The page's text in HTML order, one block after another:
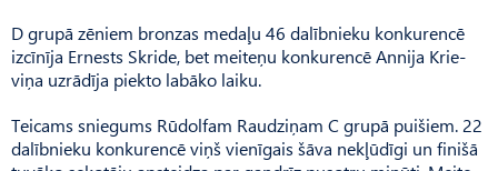
D grupā zēniem bronzas medaļu 46 dalībnieku konkurencē
izcīnīja Ernests Skride, bet meiteņu konkurencē Annija Krie­
viņa uzrādīja piekto labāko laiku.
Teicams sniegums Rūdolfam Raudziņam C grupā puišiem. 22
dalībnieku konkurencē viņš vienīgais šāva nekļūdīgi un finišā